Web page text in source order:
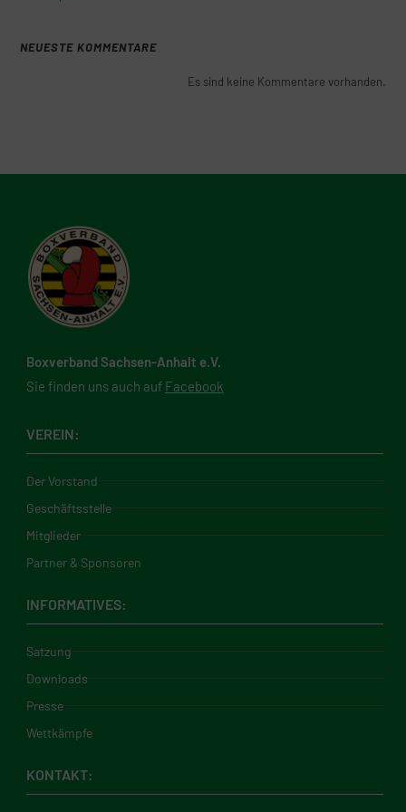
NEUESTE KOMMENTARE
Es sind keine Kommentare vorhanden.
Boxverband Sachsen-Anhalt e.V.
Sie finden uns auch auf Facebook
VEREIN:
Der Vorstand
Geschäftsstelle
Mitglieder
Partner & Sponsoren
INFORMATIVES:
Satzung
Downloads
Presse
Wettkämpfe
KONTAKT: